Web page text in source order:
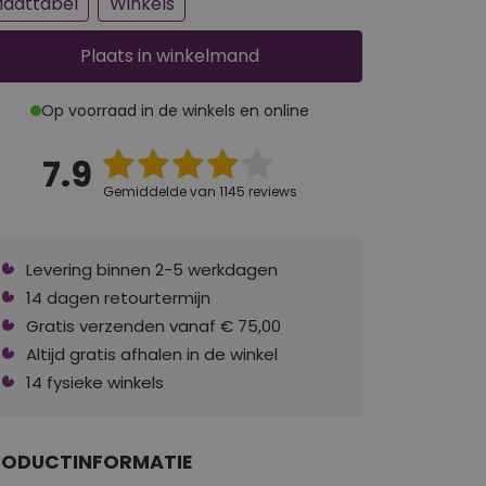
Plaats in winkelmand
Op voorraad in de winkels en online
7.9 Gemiddelde van 1145 reviews
Levering binnen 2-5 werkdagen
14 dagen retourtermijn
Gratis verzenden vanaf € 75,00
Altijd gratis afhalen in de winkel
14 fysieke winkels